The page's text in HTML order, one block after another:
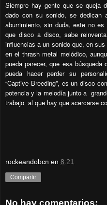
Siempre hay gente que se queja
dado con su sonido, se dedican
aburrimiento, sin duda, este no
que disco a disco, sabe
influencias a un sonido que, en
en el thrash metal melódico,
pueda parecer, que esa
pueda hacer perder su
“Captive Breeding”, es un disco
potencia y la melodía junto a
trabajo al que hay que acercarse
rockeandobcn en 8:21
Compartir
No hay comentarios: